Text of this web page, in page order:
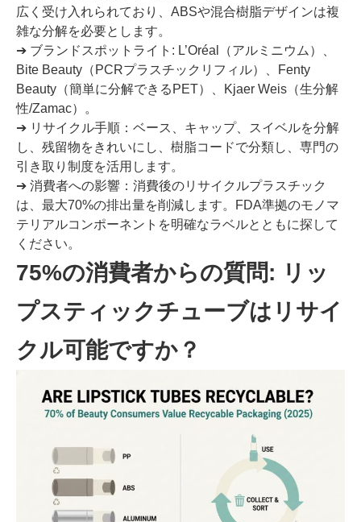
広く受け入れられており、ABSや混合樹脂デザインは複
雑な分解を必要とします。
➔ ブランドスポットライト: L’Oréal（アルミニウム）、
Bite Beauty（PCRプラスチックリフィル）、Fenty
Beauty（簡単に分解できるPET）、Kjaer Weis（生分解
性/Zamac）。
➔ リサイクル手順：ベース、キャップ、スイベルを分解
し、残留物をきれいにし、樹脂コードで分類し、専門の
引き取り制度を活用します。
➔ 消費者への影響：消費後のリサイクルプラスチック
は、最大70%の排出量を削減します。FDA準拠のモノマ
テリアルコンポーネントを明確なラベルとともに探して
ください。
75%の消費者からの質問: リッ
プスティックチューブはリサイ
クル可能ですか？